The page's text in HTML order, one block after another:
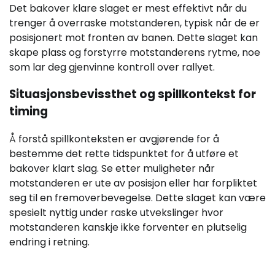
Det bakover klare slaget er mest effektivt når du
trenger å overraske motstanderen, typisk når de er
posisjonert mot fronten av banen. Dette slaget kan
skape plass og forstyrre motstanderens rytme, noe
som lar deg gjenvinne kontroll over rallyet.
Situasjonsbevissthet og spillkontekst for
timing
Å forstå spillkonteksten er avgjørende for å
bestemme det rette tidspunktet for å utføre et
bakover klart slag. Se etter muligheter når
motstanderen er ute av posisjon eller har forpliktet
seg til en fremoverbevegelse. Dette slaget kan være
spesielt nyttig under raske utvekslinger hvor
motstanderen kanskje ikke forventer en plutselig
endring i retning.